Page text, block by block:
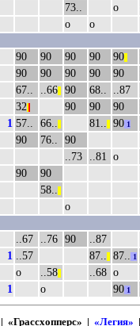
73.. о
о о
90 90 90 90 90||
90 90 90 90 90
67.. ..66|| 90 68.. ..87
32 90 90 90
1 57.. 66.. 81.. 901
90 76..
90
..73 ..81 о
90
90
58..
о
..67 ..76 90
..87
1 ..57 87.. 87.. 1
о ..58|| ..68 о
1 о 901
| «Грассхопперс» | «Легия» |